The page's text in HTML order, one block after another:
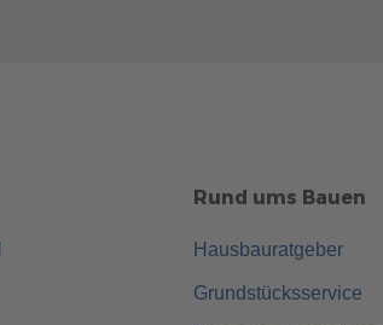
Rund ums Bauen
Hausbauratgeber
Grundstücksservice